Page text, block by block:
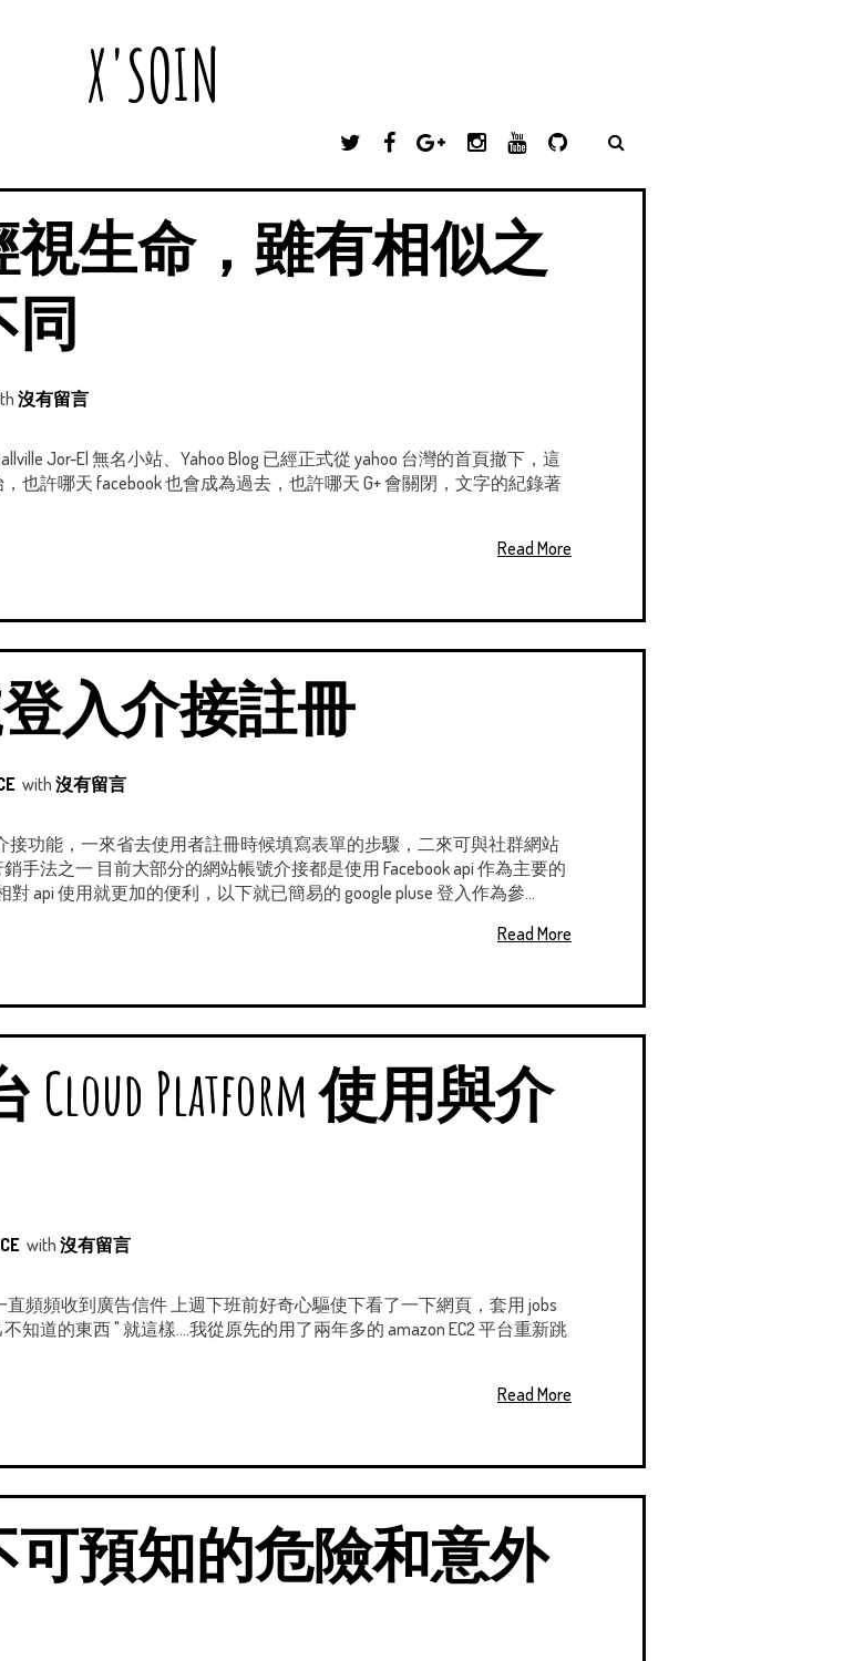
X'SOIN
T
I
T
E
R
F
C
B
O
O
G
O
L
E
P
S
A
G
R
Y
U
E
T
生命，雖有相似之
同
沒有留言
Jor-El 無名小站、Yahoo Blog 已經正式從 yahoo 台灣的首頁撤下，這
也許哪天 facebook 也會成為過去，也許哪天 G+ 會關閉，文字的紀錄著
Read More
登入介接註冊
with 沒有留言
接功能，一來省去使用者註冊時候填寫表單的步驟，二來可與社群網站
手法之一 目前大部分的網站帳號介接都是使用 Facebook api 作為主要的
對 api 使用就更加的便利，以下就已簡易的 google pluse 登入作為參...
Read More
Cloud Platform 使用與介
with 沒有留言
直頻頻收到廣告信件 上週下班前好奇心驅使下看了一下網頁，套用 jobs
知道的東西 " 就這樣....我從原先的用了兩年多的 amazon EC2 平台重新跳
Read More
可預知的危險和意外